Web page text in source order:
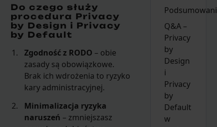
Do czego służy
procedura Privacy
by Design i Privacy
by Default
Zgodność z RODO – obie
zasady są obowiązkowe.
Brak ich wdrożenia to ryzyko
kary administracyjnej.
Minimalizacja ryzyka
naruszeń – zmniejszasz
Q&A –
Privacy
by
Design
i
Privacy
by
Default
w